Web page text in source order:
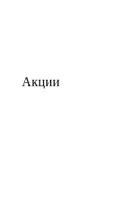
Акции